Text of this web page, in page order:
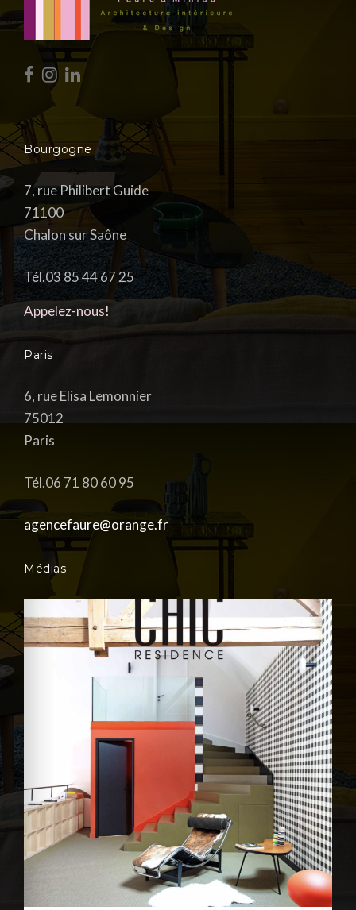
Bourgogne
7, rue Philibert Guide
71100
Chalon sur Saône
Tél.03 85 44 67 25
Appelez-nous!
Paris
6, rue Elisa Lemonnier
75012
Paris
Tél.06 71 80 60 95
agencefaure@orange.fr
Médias